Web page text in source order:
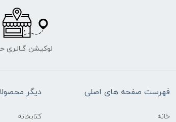
لوکیشن گـالـری
فهرست صفحه های اصلی
خانه
دیگر
کتابخانه